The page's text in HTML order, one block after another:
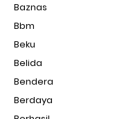
Baznas
Bbm
Beku
Belida
Bendera
Berdaya